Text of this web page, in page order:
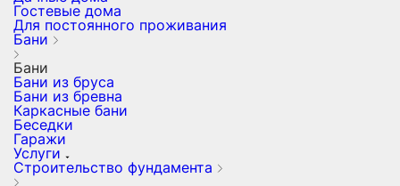
Гостевые дома
Для постоянного проживания
Бани
Бани
Бани из бруса
Бани из бревна
Каркасные бани
Беседки
Гаражи
Услуги
Строительство фундамента